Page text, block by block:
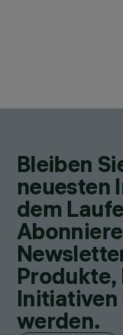
Bleiben
neuesten
dem
Produkte,
werden.